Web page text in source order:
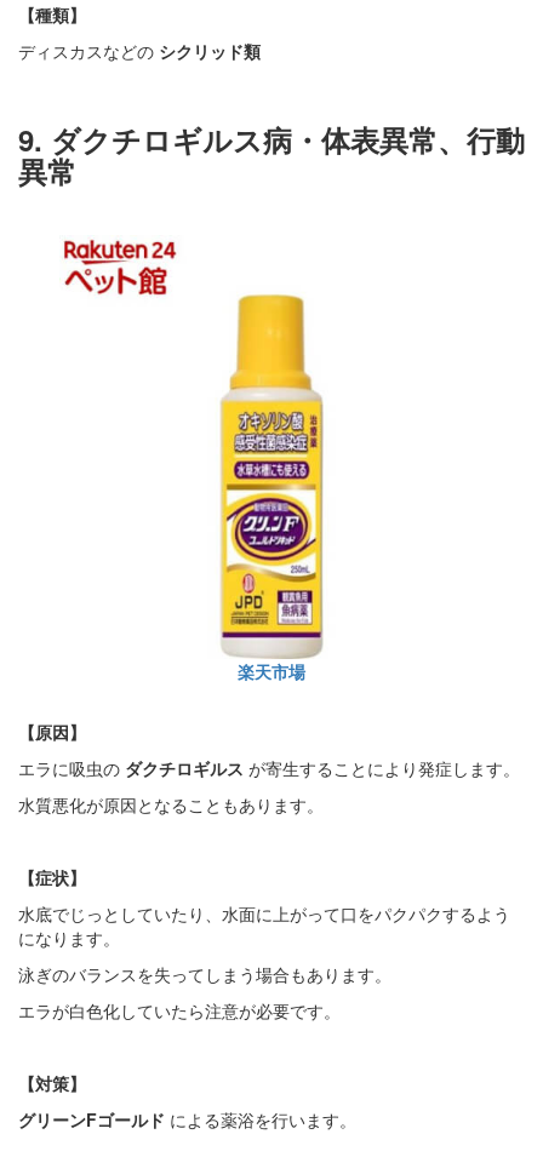
【種類】
ディスカスなどの シクリッド類
9. ダクチロギルス病・体表異常、行動
異常
楽天市場
【原因】
エラに吸虫の ダクチロギルス が寄生することにより発症します。
水質悪化が原因となることもあります。
【症状】
水底でじっとしていたり、水面に上がって口をパクパクするよう
になります。
泳ぎのバランスを失ってしまう場合もあります。
エラが白色化していたら注意が必要です。
【対策】
グリーンFゴールド による薬浴を行います。